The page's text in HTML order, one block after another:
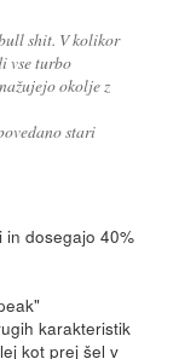
shit. V kolikor
vse turbo
okolje z
stari
in dosegajo 40%
karakteristik
kot prej šel v